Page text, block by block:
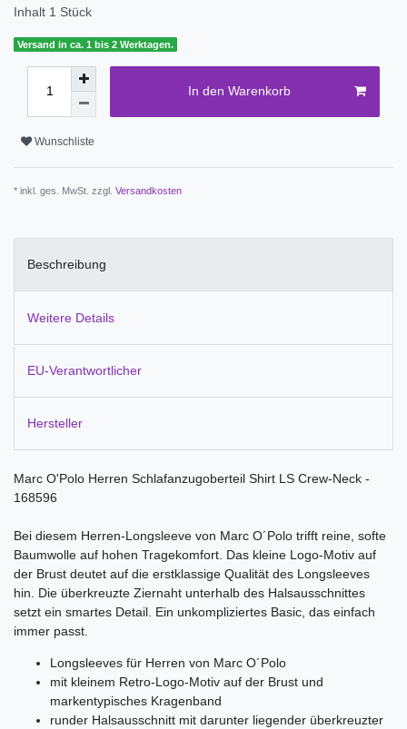
Inhalt 1 Stück
Versand in ca. 1 bis 2 Werktagen.
In den Warenkorb
Wunschliste
* inkl. ges. MwSt. zzgl. Versandkosten
Beschreibung
Weitere Details
EU-Verantwortlicher
Hersteller
Marc O'Polo Herren Schlafanzugoberteil Shirt LS Crew-Neck -
168596
Bei diesem Herren-Longsleeve von Marc O´Polo trifft reine, softe
Baumwolle auf hohen Tragekomfort. Das kleine Logo-Motiv auf
der Brust deutet auf die erstklassige Qualität des Longsleeves
hin. Die überkreuzte Ziernaht unterhalb des Halsausschnittes
setzt ein smartes Detail. Ein unkompliziertes Basic, das einfach
immer passt.
Longsleeves für Herren von Marc O´Polo
mit kleinem Retro-Logo-Motiv auf der Brust und
markentypisches Kragenband
runder Halsausschnitt mit darunter liegender überkreuzter